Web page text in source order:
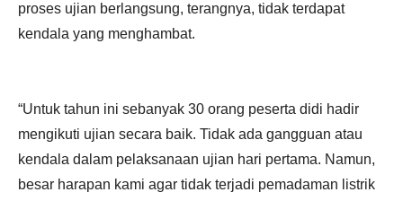
proses ujian berlangsung, terangnya, tidak terdapat
kendala yang menghambat.
“Untuk tahun ini sebanyak 30 orang peserta didi hadir
mengikuti ujian secara baik. Tidak ada gangguan atau
kendala dalam pelaksanaan ujian hari pertama. Namun,
besar harapan kami agar tidak terjadi pemadaman listrik